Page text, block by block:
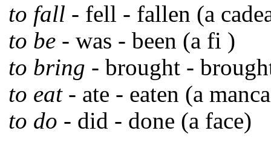
to fall - fell - fallen (a
to be - was - been (a fi )
to bring - brought -
to eat- ate - eaten (a
to do - did - done (a face)